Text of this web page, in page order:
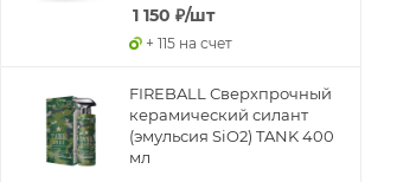
1 150 ₽/шт
+ 115 на счет
FIREBALL Сверхпрочный
керамический силант
(эмульсия SiO2) TANK 400
мл